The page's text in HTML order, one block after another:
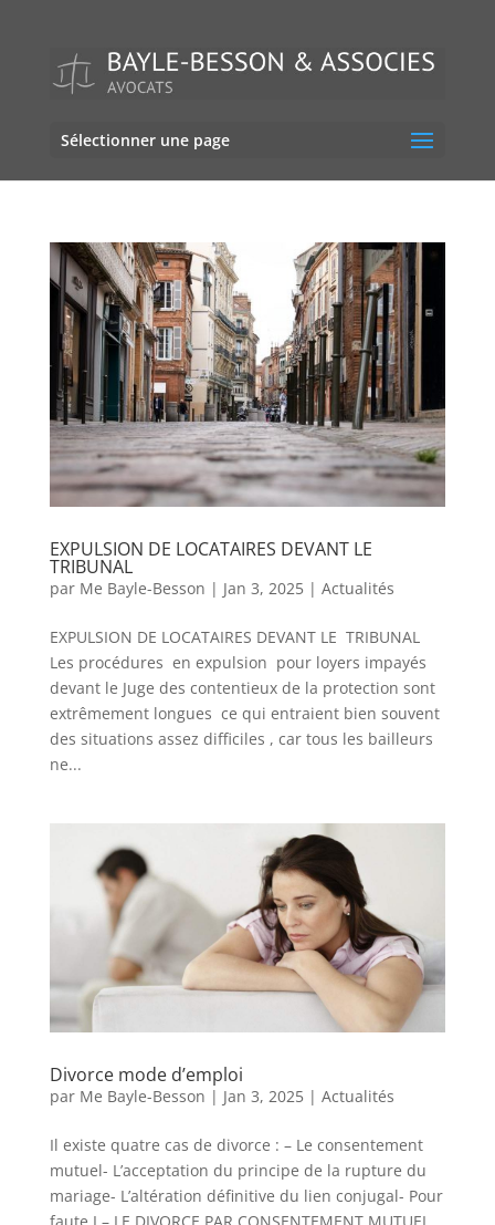
Sélectionner une page
EXPULSION DE LOCATAIRES DEVANT LE
TRIBUNAL
par Me Bayle-Besson | Jan 3, 2025| Actualités
EXPULSION DE LOCATAIRES DEVANT LE TRIBUNAL
Les procédures en expulsion pour loyers impayés
devant le Juge des contentieux de la protection sont
extrêmement longues ce qui entraient bien souvent
des situations assez difficiles , car tous les bailleurs
ne...
Divorce mode d’emploi
par Me Bayle-Besson | Jan 3, 2025| Actualités
Il existe quatre cas de divorce : – Le consentement
mutuel- L’acceptation du principe de la rupture du
mariage- L’altération définitive du lien conjugal- Pour